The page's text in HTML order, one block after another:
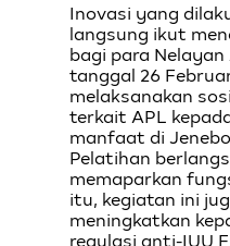
Inovasi yang
langsung ikut
bagi para
tanggal 26
melaksanakan
terkait APL
manfaat di
Pelatihan
memaparkan
itu, kegiatan ini
meningkatkan
regulasi anti-IUU